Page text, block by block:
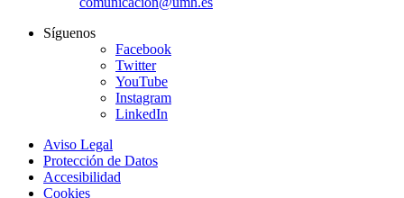
Síguenos
Facebook
Twitter
YouTube
Instagram
LinkedIn
Aviso Legal
Protección de Datos
Accesibilidad
Cookies